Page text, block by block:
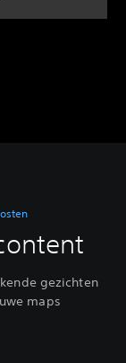
gezichten
maps